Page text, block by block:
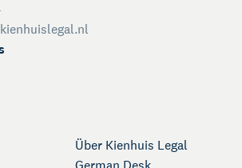
Über Kienhuis Legal